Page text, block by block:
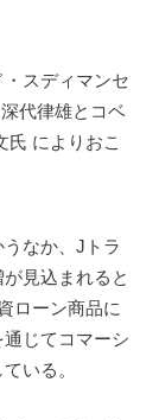
スディマンセ
代律雄とコベ
氏 によりおこ
なか、Jトラ
見込まれると
ローン商品に
じてコマーシ
いる。